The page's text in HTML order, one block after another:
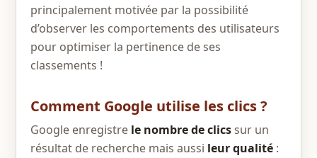
principalement motivée par la possibilité
d’observer les comportements des utilisateurs
pour optimiser la pertinence de ses
classements !
Comment Google utilise les clics ?
Google enregistre le nombre de clicssur un
résultat de recherche mais aussi leur qualité: